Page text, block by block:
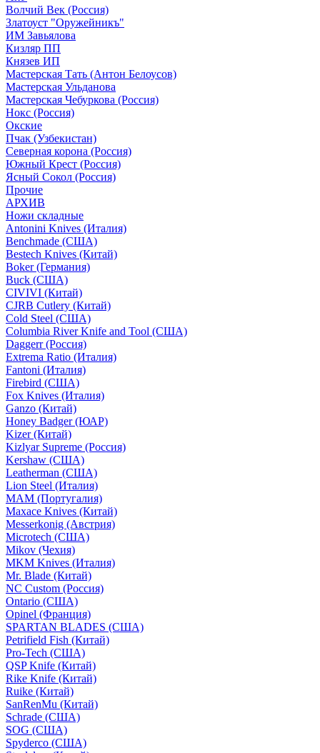
Волчий Век (Россия)
Златоуст "Оружейникъ"
ИМ Завьялова
Кизляр ПП
Князев ИП
Мастерская Тать (Антон Белоусов)
Мастерская Ульданова
Мастерская Чебуркова (Россия)
Нокс (Россия)
Окские
Пчак (Узбекистан)
Северная корона (Россия)
Южный Крест (Россия)
Ясный Сокол (Россия)
Прочие
АРХИВ
Ножи складные
Antonini Knives (Италия)
Benchmade (США)
Bestech Knives (Китай)
Boker (Германия)
Buck (США)
CIVIVI (Китай)
CJRB Cutlery (Китай)
Cold Steel (США)
Columbia River Knife and Tool (США)
Daggerr (Россия)
Extrema Ratio (Италия)
Fantoni (Италия)
Firebird (США)
Fox Knives (Италия)
Ganzo (Китай)
Honey Badger (ЮАР)
Kizer (Китай)
Kizlyar Supreme (Россия)
Kershaw (США)
Leatherman (США)
Lion Steel (Италия)
MAM (Португалия)
Maxace Knives (Китай)
Messerkonig (Австрия)
Microtech (США)
Mikov (Чехия)
MKM Knives (Италия)
Mr. Blade (Китай)
NC Custom (Россия)
Ontario (США)
Opinel (Франция)
SPARTAN BLADES (США)
Petrifield Fish (Китай)
Pro-Tech (США)
QSP Knife (Китай)
Rike Knife (Китай)
Ruike (Китай)
SanRenMu (Китай)
Schrade (США)
SOG (США)
Spyderco (США)